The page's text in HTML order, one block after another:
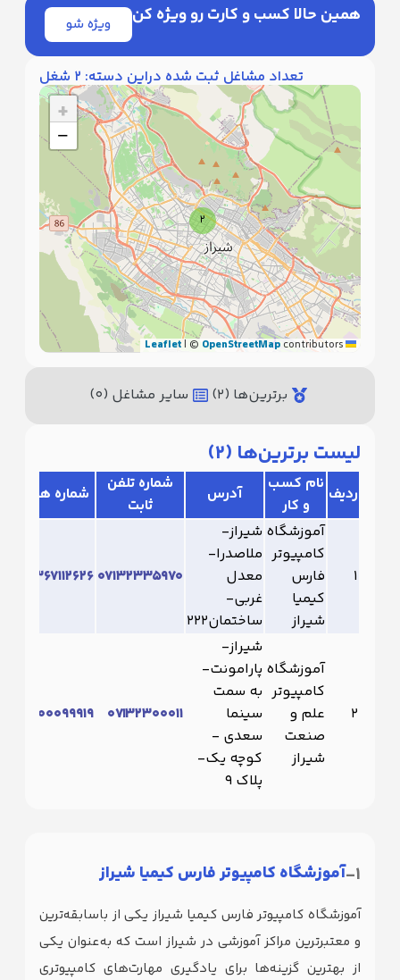
همین حالا کسب و کارت رو ویژه کن ویژه شو
تعداد مشاغل ثبت شده دراین دسته:2شغل
2
+
©OpenStreetMapcontributors
برترین‌ها (2
) سایر مشاغل (0
)
لیست برترین‌ها (2
)
ردیف نام کسب
و کار
آدرس
شماره تلفن
ثابت
شماره همراه
آموزشگاه
کامپیوتر
فارس
کیمیا
شیراز
شیراز-
ملاصدرا-
معدل
غربی-
ساختمان222
07132335970
09367112626
آموزشگاه
کامپیوتر
علم و
صنعت
شیراز
شیراز-
پارامونت-
به سمت
سینما
سعدی -
کوچه یک-
پلاک ۹
۰۷۱۳۲۳۰۰۰۱۱ ۰۹۳۰۰۰۹۹۹۱۹
آموزشگاه کامپیوتر فارس کیمیا شیراز
آموزشگاه کامپیوتر فارس کیمیا شیراز یکی از باسابقه‌ترین
و معتبرترین مراکز آموزشی در شیراز است که به‌عنوان یکی
از بهترین گزینه‌ها برای یادگیری مهارت‌های کامپیوتری